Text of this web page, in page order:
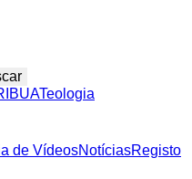
Teologia
de VídeosNotíciasRegisto